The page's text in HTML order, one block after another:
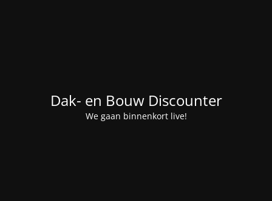
Dak- en Bouw Discounter
We gaan binnenkort live!